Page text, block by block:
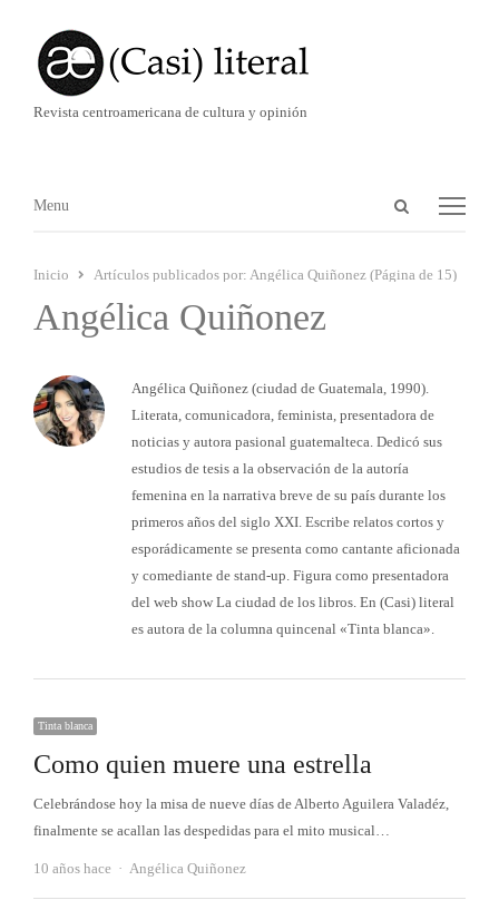
Revista centroamericana de cultura y opinión
Abrir
búsqueda
Menú
Menu
Inicio Artículos publicados por: Angélica Quiñonez (Página de 15)
Angélica Quiñonez
Angélica Quiñonez (ciudad de Guatemala, 1990).
Literata, comunicadora, feminista, presentadora de
noticias y autora pasional guatemalteca. Dedicó sus
estudios de tesis a la observación de la autoría
femenina en la narrativa breve de su país durante los
primeros años del siglo XXI. Escribe relatos cortos y
esporádicamente se presenta como cantante aficionada
y comediante de stand-up. Figura como presentadora
del web show La ciudad de los libros. En (Casi) literal
es autora de la columna quincenal «Tinta blanca».
Tinta blanca
Como quien muere una estrella
Celebrándose hoy la misa de nueve días de Alberto Aguilera Valadéz,
finalmente se acallan las despedidas para el mito musical…
10 años hace Autor
Angélica Quiñonez